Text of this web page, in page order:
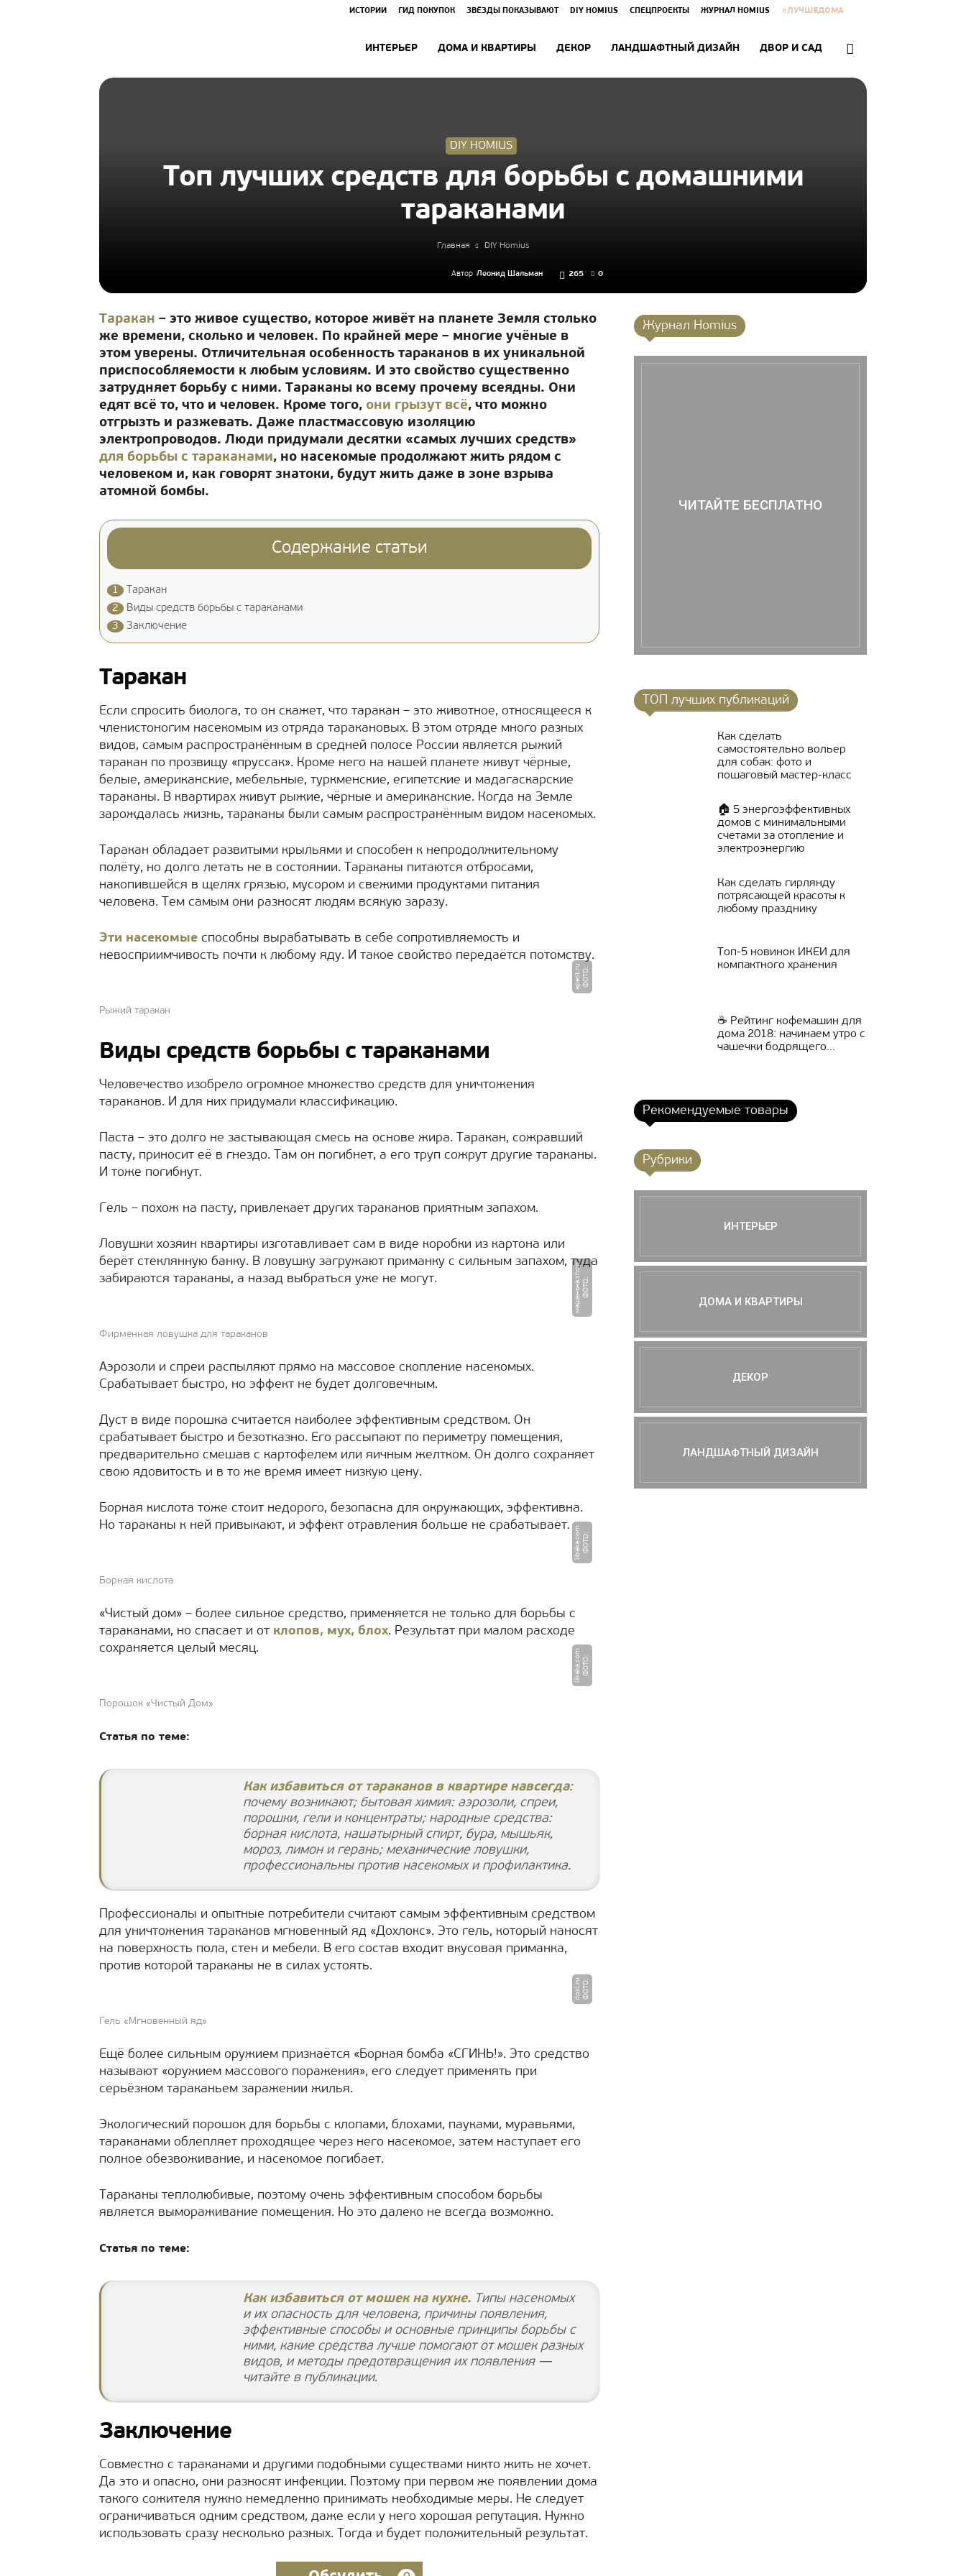
ИСТОРИИ ГИД ПОКУПОК ЗВЁЗДЫ ПОКАЗЫВАЮТ DIY HOMIUS СПЕЦПРОЕКТЫ ЖУРНАЛ HOMIUS #ЛУЧШЕДОМА
ИНТЕРЬЕР ДОМА И КВАРТИРЫ ДЕКОР ЛАНДШАФТНЫЙ ДИЗАЙН ДВОР И САД
DIY HOMIUS
Топ лучших средств для борьбы с домашними
тараканами
Главная DIY Homius
Автор Леонид Шальман 265 0
Таракан – это живое существо, которое живёт на планете Земля столько
же времени, сколько и человек. По крайней мере – многие учёные в
этом уверены. Отличительная особенность тараканов в их уникальной
приспособляемости к любым условиям. И это свойство существенно
затрудняет борьбу с ними. Тараканы ко всему прочему всеядны. Они
едят всё то, что и человек. Кроме того, они грызут всё, что можно
отгрызть и разжевать. Даже пластмассовую изоляцию
электропроводов. Люди придумали десятки «самых лучших средств»
для борьбы с тараканами, но насекомые продолжают жить рядом с
человеком и, как говорят знатоки, будут жить даже в зоне взрыва
атомной бомбы.
Содержание статьи
1
Таракан
2
Виды средств борьбы с тараканами
3
Заключение
Таракан
Если спросить биолога, то он скажет, что таракан – это животное, относящееся к
членистоногим насекомым из отряда таракановых. В этом отряде много разных
видов, самым распространённым в средней полосе России является рыжий
таракан по прозвищу «пруссак». Кроме него на нашей планете живут чёрные,
белые, американские, мебельные, туркменские, египетские и мадагаскарские
тараканы. В квартирах живут рыжие, чёрные и американские. Когда на Земле
зарождалась жизнь, тараканы были самым распространённым видом насекомых.
Таракан обладает развитыми крыльями и способен к непродолжительному
полёту, но долго летать не в состоянии. Тараканы питаются отбросами,
накопившейся в щелях грязью, мусором и свежими продуктами питания
человека. Тем самым они разносят людям всякую заразу.
Эти насекомые способны вырабатывать в себе сопротивляемость и
невосприимчивость почти к любому яду. И такое свойство передаётся потомству.
Ф
О
Т
О
:
a
p
e
s
t.
r
u
Рыжий таракан
Виды средств борьбы с тараканами
Человечество изобрело огромное множество средств для уничтожения
тараканов. И для них придумали классификацию.
Паста – это долго не застывающая смесь на основе жира. Таракан, сожравший
пасту, приносит её в гнездо. Там он погибнет, а его труп сожрут другие тараканы.
И тоже погибнут.
Гель – похож на пасту, привлекает других тараканов приятным запахом.
Ловушки хозяин квартиры изготавливает сам в виде коробки из картона или
берёт стеклянную банку. В ловушку загружают приманку с сильным запахом, туда
забираются тараканы, а назад выбраться уже не могут.
Ф
О
Т
О
:
м
а
ш
е
н
ь
к
а.
s
h
o
p
Фирменная ловушка для тараканов
Аэрозоли и спреи распыляют прямо на массовое скопление насекомых.
Срабатывает быстро, но эффект не будет долговечным.
Дуст в виде порошка считается наиболее эффективным средством. Он
срабатывает быстро и безотказно. Его рассыпают по периметру помещения,
предварительно смешав с картофелем или яичным желтком. Он долго сохраняет
свою ядовитость и в то же время имеет низкую цену.
Борная кислота тоже стоит недорого, безопасна для окружающих, эффективна.
Но тараканы к ней привыкают, и эффект отравления больше не срабатывает.
Ф
О
Т
О
:
li
b
a
k
a.
c
o
m
Борная кислота
«Чистый дом» – более сильное средство, применяется не только для борьбы с
тараканами, но спасает и от клопов, мух, блох. Результат при малом расходе
сохраняется целый месяц.
Ф
О
Т
О
:
li
b
a
k
a.
c
o
m
Порошок «Чистый Дом»
Статья по теме:
Как избавиться от тараканов в квартире навсегда:
почему возникают; бытовая химия: аэрозоли, спреи,
порошки, гели и концентраты; народные средства:
борная кислота, нашатырный спирт, бура, мышьяк,
мороз, лимон и герань; механические ловушки,
профессиональны против насекомых и профилактика.
Профессионалы и опытные потребители считают самым эффективным средством
для уничтожения тараканов мгновенный яд «Дохлокс». Это гель, который наносят
на поверхность пола, стен и мебели. В его состав входит вкусовая приманка,
против которой тараканы не в силах устоять.
Ф
О
Т
О
:
d
o
x
l.
r
u
Гель «Мгновенный яд»
Ещё более сильным оружием признаётся «Борная бомба «СГИНЬ!». Это средство
называют «оружием массового поражения», его следует применять при
серьёзном тараканьем заражении жилья.
Экологический порошок для борьбы с клопами, блохами, пауками, муравьями,
тараканами облепляет проходящее через него насекомое, затем наступает его
полное обезвоживание, и насекомое погибает.
Тараканы теплолюбивые, поэтому очень эффективным способом борьбы
является вымораживание помещения. Но это далеко не всегда возможно.
Статья по теме:
Как избавиться от мошек на кухне. Типы насекомых
и их опасность для человека, причины появления,
эффективные способы и основные принципы борьбы с
ними, какие средства лучше помогают от мошек разных
видов, и методы предотвращения их появления —
читайте в публикации.
Заключение
Совместно с тараканами и другими подобными существами никто жить не хочет.
Да это и опасно, они разносят инфекции. Поэтому при первом же появлении дома
такого сожителя нужно немедленно принимать необходимые меры. Не следует
ограничиваться одним средством, даже если у него хорошая репутация. Нужно
использовать сразу несколько разных. Тогда и будет положительный результат.
Журнал Homius
ЧИТАЙТЕ БЕСПЛАТНО
ТОП лучших публикаций
Как сделать
самостоятельно вольер
для собак: фото и
пошаговый мастер-класс
🏠 5 энергоэффективных
домов с минимальными
счетами за отопление и
электроэнергию
Как сделать гирлянду
потрясающей красоты к
любому празднику
Топ-5 новинок ИКЕИ для
компактного хранения
☕️ Рейтинг кофемашин для
дома 2018: начинаем утро с
чашечки бодрящего...
Рекомендуемые товары
Рубрики
ИНТЕРЬЕР
ДОМА И КВАРТИРЫ
ДЕКОР
ЛАНДШАФТНЫЙ ДИЗАЙН